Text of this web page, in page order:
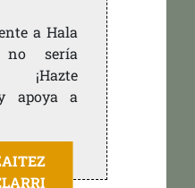
a Hala
no sería
apoya a